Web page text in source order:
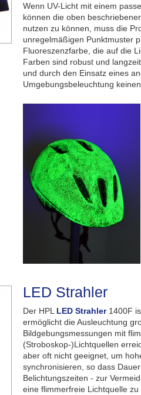
Wenn UV-Licht mit einem
können die oben
nutzen zu können, muss die
unregelmäßigen Punktmuster
Fluoreszenzfarbe, die auf die
Farben sind robust und
und durch den Einsatz eines
Umgebungsbeleuchtung
LED Strahler
Der HPL LED Strahler1400F
ermöglicht die Ausleuchtung
Bildgebungsmessungen mit
(Stroboskop-)Lichtquellen
aber oft nicht geeignet, um
synchronisieren, so dass
Belichtungszeiten - zur
eine flimmerfreie Lichtquelle